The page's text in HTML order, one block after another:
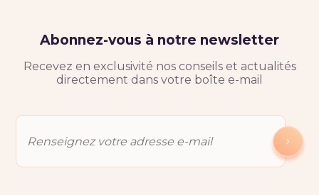
Abonnez-vous à notre newsletter
Recevez en exclusivité nos conseils et actualités
directement dans votre boîte e-mail